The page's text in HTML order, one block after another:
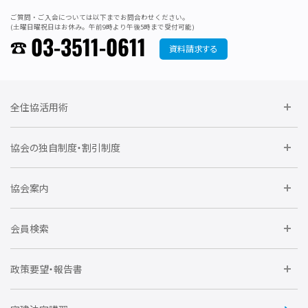
ご質問・ご入会については以下までお問合わせください。
(土曜日曜祝日はお休み。午前9時より午後5時まで受付可能)
03-3511-0611 資料請求する
全住協活用術
委員会に参加しよう
要望活動に参加しよう
協会の独自制度・割引制度
住宅瑕疵担保責任保険割引制度
全住協NET
不動産後見アドバイザー資格講習
会
協会案内
運営組織
トライアル会員制度
会員検索
企業会員
政策要望・報告書